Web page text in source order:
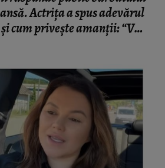
Actrița a spus adevărul
cum privește amanții: “Vă